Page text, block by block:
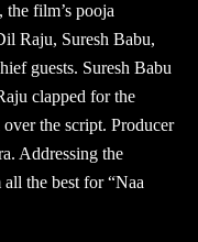
the film’s pooja
Raju, Suresh Babu,
guests. Suresh Babu
clapped for the
the script. Producer
Addressing the
the best for “Naa